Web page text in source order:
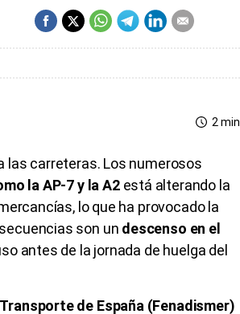
2 min
las carreteras. Los numerosos
la AP-7 y la A2está alterando la
lo que ha provocado la
son un descenso en el
antes de la jornada de huelga del
de España (Fenadismer)